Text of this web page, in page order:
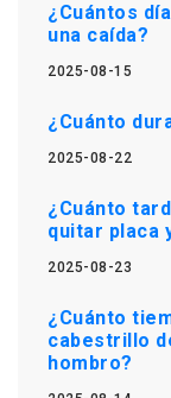
¿Cuántos
una caída?
2025-08-15
¿Cuánto
2025-08-22
¿Cuánto
quitar placa
2025-08-23
¿Cuánto
cabestrillo
hombro?